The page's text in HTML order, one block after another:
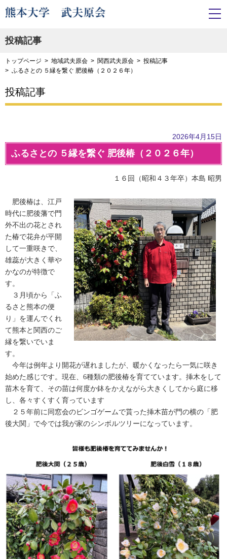
投稿記事
トップページ 地域武夫原会 関西武夫原会
投稿記事
ふるさとの ５縁を繋ぐ 肥後椿（２０２６年）
投稿記事
2026年4月15日
ふるさとの ５縁を繋ぐ 肥後椿（２０２６年）
１６回（昭和４３年卒）本島 昭男
肥後椿は、江戸
時代に肥後藩で門
外不出の花とされ
た椿で花弁が平開
して一重咲きで、
雄蕊が大きく華や
かなのが特徴で
す。
３月頃から「ふ
るさと熊本の便
り」を運んでくれ
て熊本と関西のご
縁を繋いでいま
す。
今年は例年より開花が遅れましたが、暖かくなったら一気に咲き
始めた感じです。現在、6種類の肥後椿を育てています。挿木をして
苗木を育て、その苗は何度か鉢をかえながら大きくしてから庭に移
し、各々すくすく育っています
２５年前に同窓会のビンゴゲームで貰った挿木苗が門の横の「肥
後大関」で今では我が家のシンボルツリーになっています。